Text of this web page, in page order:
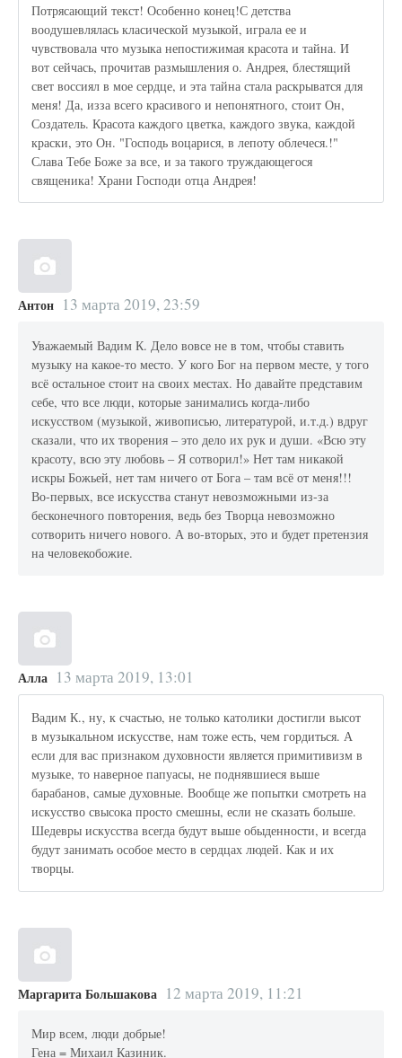
Потрясающий текст! Особенно конец!С детства
воодушевлялась класической музыкой, играла ее и
чувствовала что музыка непостижимая красота и тайна. И
вот сейчась, прочитав размышления о. Андрея, блестящий
свет воссиял в мое сердце, и эта тайна стала раскрыватся для
меня! Да, изза всего красивого и непонятного, стоит Он,
Создатель. Красота каждого цветка, каждого звука, каждой
краски, это Он. "Господь воцарися, в лепоту облечеся.!"
Слава Тебе Боже за все, и за такого труждающегося
священика! Храни Господи отца Андрея!
Антон 13 марта 2019, 23:59
Уважаемый Вадим К. Дело вовсе не в том, чтобы ставить
музыку на какое-то место. У кого Бог на первом месте, у того
всё остальное стоит на своих местах. Но давайте представим
себе, что все люди, которые занимались когда-либо
искусством (музыкой, живописью, литературой, и.т.д.) вдруг
сказали, что их творения – это дело их рук и души. «Всю эту
красоту, всю эту любовь – Я сотворил!» Нет там никакой
искры Божьей, нет там ничего от Бога – там всё от меня!!!
Во-первых, все искусства станут невозможными из-за
бесконечного повторения, ведь без Творца невозможно
сотворить ничего нового. А во-вторых, это и будет претензия
на человекобожие.
Алла 13 марта 2019, 13:01
Вадим К., ну, к счастью, не только католики достигли высот
в музыкальном искусстве, нам тоже есть, чем гордиться. А
если для вас признаком духовности является примитивизм в
музыке, то наверное папуасы, не поднявшиеся выше
барабанов, самые духовные. Вообще же попытки смотреть на
искусство свысока просто смешны, если не сказать больше.
Шедевры искусства всегда будут выше обыденности, и всегда
будут занимать особое место в сердцах людей. Как и их
творцы.
Маргарита Большакова 12 марта 2019, 11:21
Мир всем, люди добрые!
Гена = Михаил Казиник.